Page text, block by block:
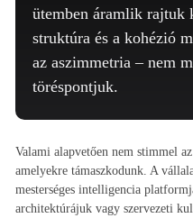
ütemben áramlik rajtuk
struktúra és a kohézió
az aszimmetria – nem
töréspontjuk.
Valami alapvetően nem stimmel
amelyekre támaszkodunk. A
mesterséges intelligencia
architektúrájuk vagy szervezeti